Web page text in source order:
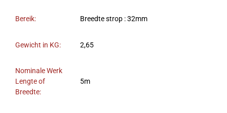
Bereik: Breedte strop : 32mm
Gewicht in KG: 2,65
Nominale Werk
Lengte of
Breedte:
5m